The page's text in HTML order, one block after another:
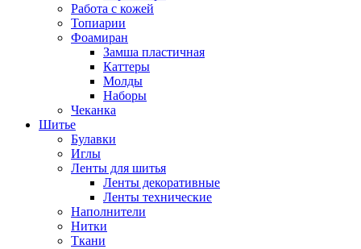
Работа с кожей
Топиарии
Фоамиран
Замша пластичная
Каттеры
Молды
Наборы
Чеканка
Шитье
Булавки
Иглы
Ленты для шитья
Ленты декоративные
Ленты технические
Наполнители
Нитки
Ткани